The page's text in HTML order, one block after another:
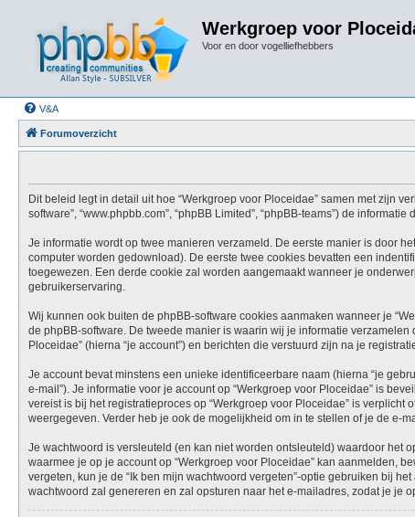
Werkgroep voor
Voor en door vogelliefhebbers
V&A
Forumoverzicht
Dit beleid legt in detail uit hoe “Werkgroep voor Ploceidae” samen met zijn
software”, “www.phpbb.com”, “phpBB Limited”, “phpBB-teams”) de
Je informatie wordt op twee manieren verzameld. De eerste manier is door
computer worden gedownload). De eerste twee cookies bevatten een
toegewezen. Een derde cookie zal worden aangemaakt wanneer je
gebruikerservaring.
Wij kunnen ook buiten de phpBB-software cookies aanmaken wanneer je
de phpBB-software. De tweede manier is waarin wij je informatie
Ploceidae” (hierna “je account”) en berichten die verstuurd zijn na je
Je account bevat minstens een unieke identificeerbare naam (hierna “je
e-mail”). Je informatie voor je account op “Werkgroep voor Ploceidae” is
vereist is bij het registratieproces op “Werkgroep voor Ploceidae” is
weergegeven. Verder heb je ook de mogelijkheid om in te stellen of je de e-
Je wachtwoord is versleuteld (en kan niet worden ontsleuteld) waardoor het
waarmee je op je account op “Werkgroep voor Ploceidae” kan aanmelden,
vergeten, kun je de “Ik ben mijn wachtwoord vergeten”-optie gebruiken bij
wachtwoord zal genereren en zal opsturen naar het e-mailadres, zodat je je